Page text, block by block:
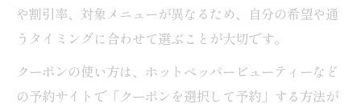
アケア
美容院クーポンでお得と美髪を両立させよ
や割引率、対象メニューが異なるため、自分の希望や通
うタイミングに合わせて選ぶことが大切です。
クーポンの使い方は、ホットペッパービューティーなど
の予約サイトで「クーポンを選択して予約」する方法が